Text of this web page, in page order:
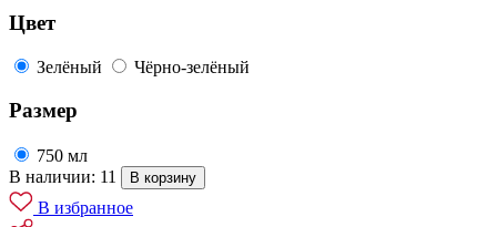
Цвет
Зелёный Чёрно-зелёный
Размер
750 мл
В наличии: 11
В корзину
В избранное